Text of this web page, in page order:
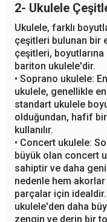
2- Ukulele
Ukulele, farklı
çeşitleri bulunan bir
çeşitleri,
bariton ukulele'dir.
• Soprano ukulele:
ukulele, genellikle
standart ukulele
olduğundan, hafif
kullanılır.
• Concert ukulele:
büyük olan concert
sahiptir ve daha
nedenle hem
parçalar için
ukulele'den daha
zengin ve derin bir